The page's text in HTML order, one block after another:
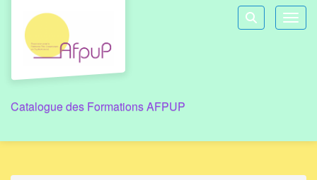
Aller au menu principal
Aller au contenu principal
Personnaliser l'interface
Rechercher
Catalogue des Formations AFPUP